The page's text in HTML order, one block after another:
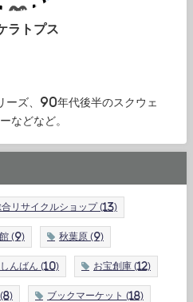
ラトプス
ーズ、90年代後半のスクウェ
などなど。
合リサイクルショップ (13)
(9) 秋葉原 (9)
んばん (10) お宝創庫 (12)
(8) ブックマーケット (18)